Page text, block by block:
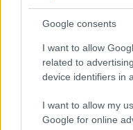
Google consents
I want to allow
related to
device identifiers in
I want to allow my
Google for online